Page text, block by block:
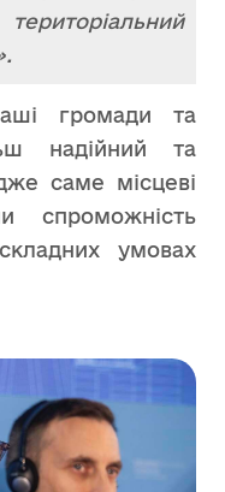
громади та
надійний та
саме місцеві
спроможність
умовах